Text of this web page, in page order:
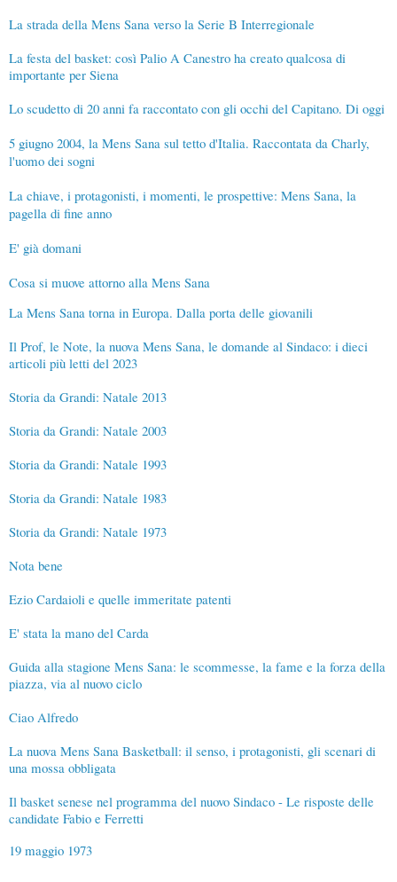
La strada della Mens Sana verso la Serie B Interregionale
La festa del basket: così Palio A Canestro ha creato qualcosa di
importante per Siena
Lo scudetto di 20 anni fa raccontato con gli occhi del Capitano. Di oggi
5 giugno 2004, la Mens Sana sul tetto d'Italia. Raccontata da Charly,
l'uomo dei sogni
La chiave, i protagonisti, i momenti, le prospettive: Mens Sana, la
pagella di fine anno
E' già domani
Cosa si muove attorno alla Mens Sana
La Mens Sana torna in Europa. Dalla porta delle giovanili
Il Prof, le Note, la nuova Mens Sana, le domande al Sindaco: i dieci
articoli più letti del 2023
Storia da Grandi: Natale 2013
Storia da Grandi: Natale 2003
Storia da Grandi: Natale 1993
Storia da Grandi: Natale 1983
Storia da Grandi: Natale 1973
Nota bene
Ezio Cardaioli e quelle immeritate patenti
E' stata la mano del Carda
Guida alla stagione Mens Sana: le scommesse, la fame e la forza della
piazza, via al nuovo ciclo
Ciao Alfredo
La nuova Mens Sana Basketball: il senso, i protagonisti, gli scenari di
una mossa obbligata
Il basket senese nel programma del nuovo Sindaco - Le risposte delle
candidate Fabio e Ferretti
19 maggio 1973